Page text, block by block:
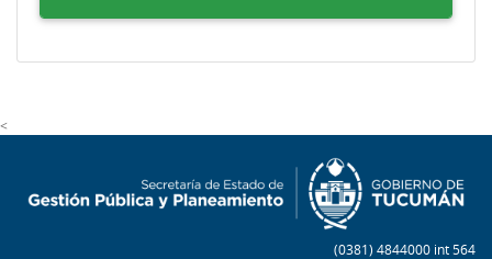
<
(0381) 4844000 int 564